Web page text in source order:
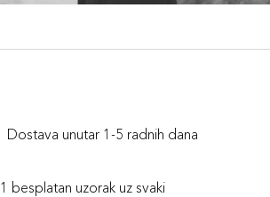
Dostava unutar 1-5 radnih dana
1 besplatan uzorak uz svaki